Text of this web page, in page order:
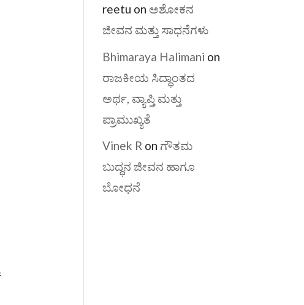
reetu on ಅಶೋಕನ
ಜೀವನ ಮತ್ತು ಸಾಧನೆಗಳು
Bhimaraya Halimani on
ರಾಜಕೀಯ ಸಿದ್ಧಾಂತದ
ಅರ್ಥ, ವ್ಯಾಪ್ತಿ ಮತ್ತು
ಪ್ರಾಮುಖ್ಯತೆ
Vinek R on ಗೌತಮ
ಬುದ್ಧನ ಜೀವನ ಹಾಗೂ
ಬೋಧನೆ